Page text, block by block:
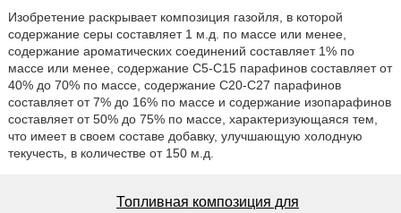
Изобретение раскрывает композиция газойля, в которой
содержание серы составляет 1 м.д. по массе или менее,
содержание ароматических соединений составляет 1% по
массе или менее, содержание С5-С15 парафинов составляет от
40% до 70% по массе, содержание С20-С27 парафинов
составляет от 7% до 16% по массе и содержание изопарафинов
составляет от 50% до 75% по массе, характеризующаяся тем,
что имеет в своем составе добавку, улучшающую холодную
текучесть, в количестве от 150 м.д.
Топливная композиция для